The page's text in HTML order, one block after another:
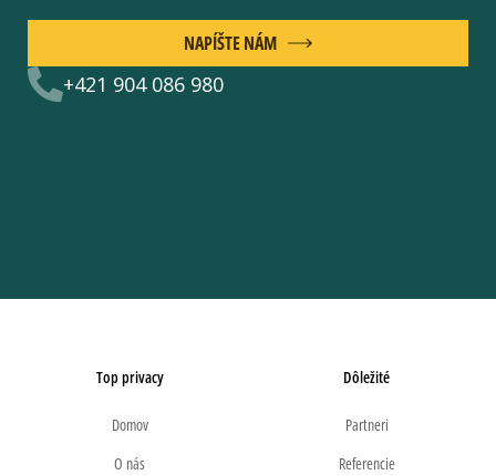
+421 904 086 980
NAPÍŠTE NÁM
Top privacy
Domov
O nás
Dôležité
Partneri
Referencie